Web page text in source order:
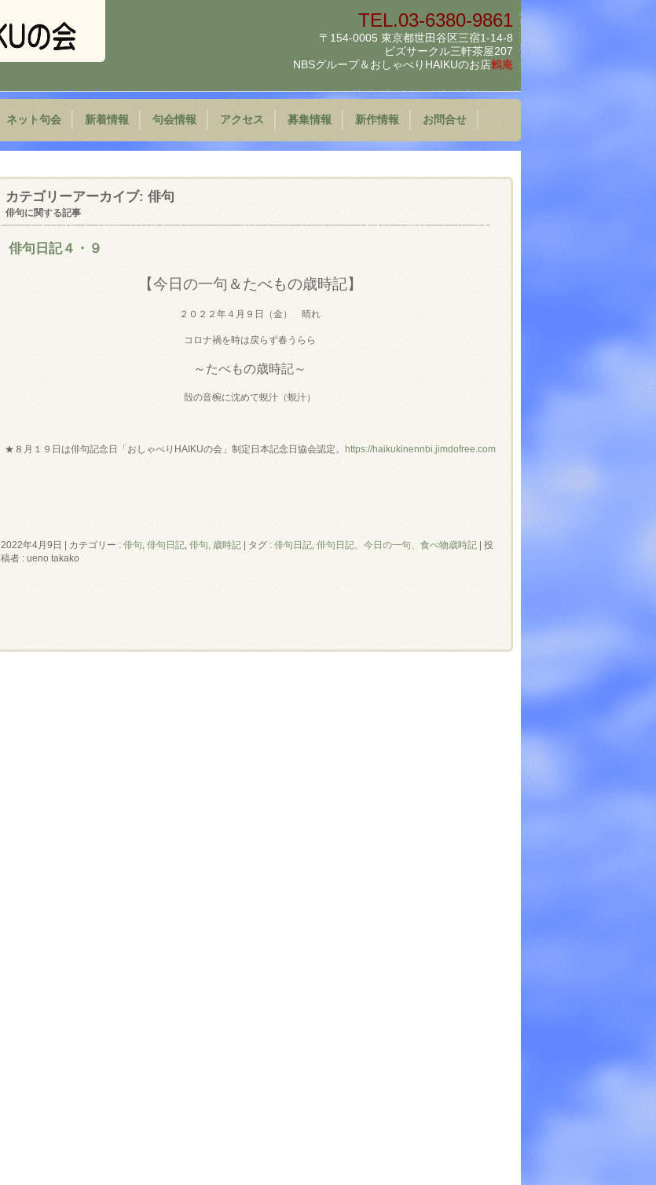
TEL.03-6380-9861
〒154-0005 東京都世田谷区三宿1-14-8
ビズサークル三軒茶屋207
NBSグループ＆ おしゃべりHAIKUのお店鶫庵
ネット句会 新着情報 句会情報 アクセス 募集情報 新作情報 お問合せ
カテゴリーアーカイブ: 俳句
俳句に関する記事
俳句日記４・９
【今日の一句＆たべもの歳時記】
２０２２年４月９日（金） 晴れ
コロナ禍を時は戻らず春うらら
～たべもの歳時記～
殻の音椀に沈めて蜆汁（蜆汁）
★８月１９日は俳句記念日「おしゃべりHAIKUの会」制定日本記念日協会認定。 https://haikukinennbi.jimdofree.com
2022年4月9日 カテゴリー : 俳句 俳句日記 俳句, 歳時記 タグ : 俳句日記 俳句日記、今日の一句、食べ物歳時記
投
稿者 : ueno takako